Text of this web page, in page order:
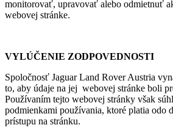
monitorovať, upravovať alebo odmietnuť
webovej stránke.
VYLÚČENIE ZODPOVEDNOSTI
Spoločnosť Jaguar Land Rover Austria
to, aby údaje na jej webovej stránke boli
Používaním tejto webovej stránky však
podmienkami používania, ktoré platia odo
prístupu na stránku.